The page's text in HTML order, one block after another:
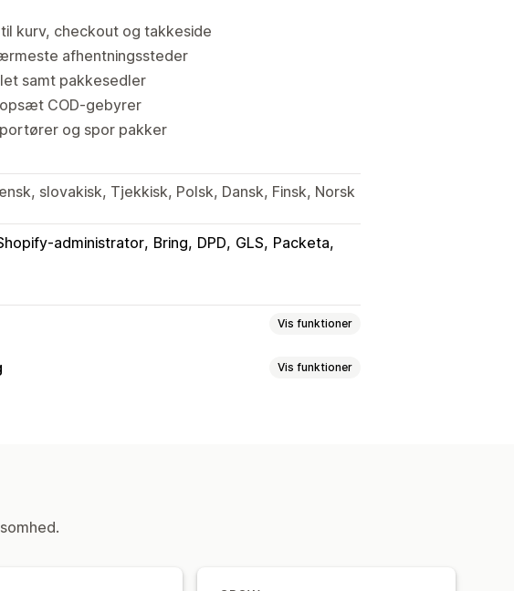
kurv, checkout og takkeside
afhentningssteder
samt pakkesedler
COD-gebyrer
og spor pakker
slovakisk, Tjekkisk, Polsk, Dansk, Finsk, Norsk
administrator Bring DPD GLS Packeta
Vis funktioner
Vis funktioner